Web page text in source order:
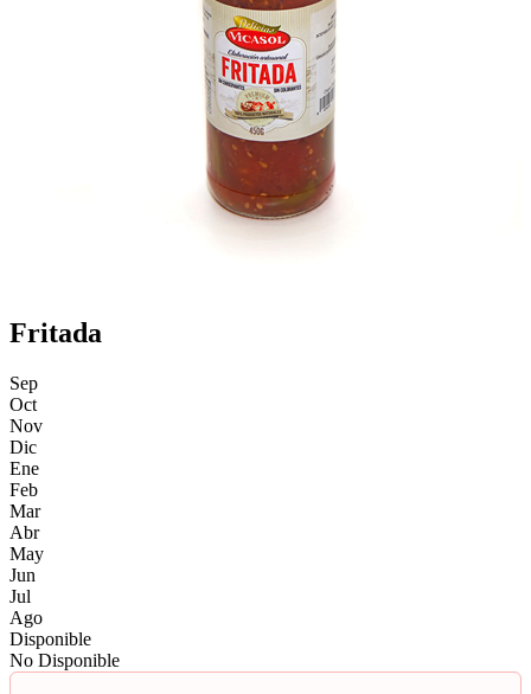
Fritada
Sep
Oct
Nov
Dic
Ene
Feb
Mar
Abr
May
Jun
Jul
Ago
Disponible
No Disponible